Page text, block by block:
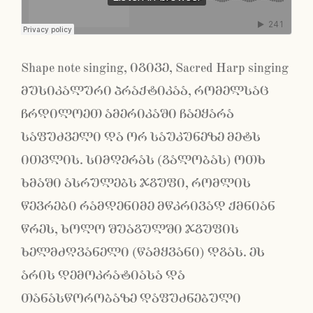
Shape note singing, იგივე, Sacred Harp singing
მუსიკალური პრაქტიკაა, რომელსაც
ჩრდილოეთ ამერიკაში ჩაეყარა
საფუძველი და ორ საუკუნეზე მეტს
ითვლის. სიმღერას (გალობას) ოთხ
ხმაში ასრულებს ჯგუფი, რომლის
წევრები რამდენიმე მწკრივად ქმნიან
წრეს, ხოლო შუაგულში ჯგუფის
ხელმძღვანელი (წამყვანი) დგას. ეს
არის დემოკრატიასა და
თანასწორობაზე დაფუძნებული